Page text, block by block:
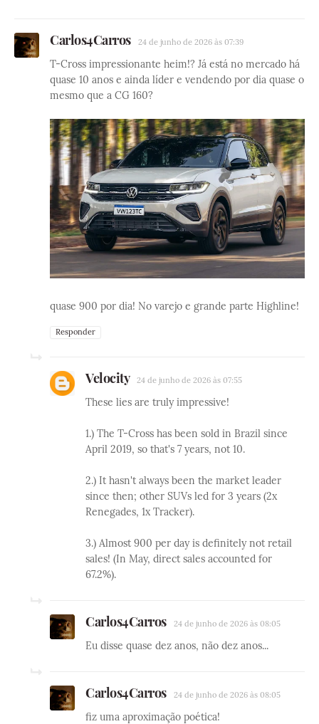
Carlos4Carros 24 de junho de 2026 às 07:39
T-Cross impressionante heim!? Já está no mercado há
quase 10 anos e ainda líder e vendendo por dia quase o
mesmo que a CG 160?
quase 900 por dia! No varejo e grande parte Highline!
Responder
Velocity 24 de junho de 2026 às 07:55
These lies are truly impressive!
1.) The T-Cross has been sold in Brazil since
April 2019, so that's 7 years, not 10.
2.) It hasn't always been the market leader
since then; other SUVs led for 3 years (2x
Renegades, 1x Tracker).
3.) Almost 900 per day is definitely not retail
sales! (In May, direct sales accounted for
67.2%).
Carlos4Carros 24 de junho de 2026 às 08:05
Eu disse quase dez anos, não dez anos...
Carlos4Carros 24 de junho de 2026 às 08:05
fiz uma aproximação poética!